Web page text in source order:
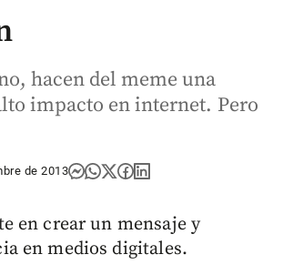
hacen del meme una
impacto en internet. Pero
de 2013
en crear un mensaje y
en medios digitales.